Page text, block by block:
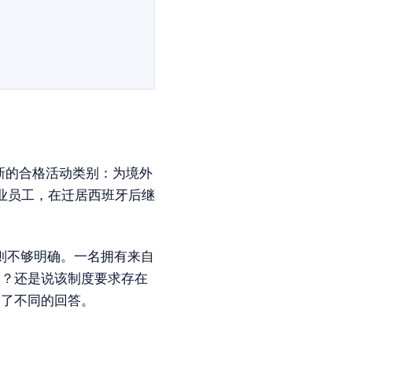
合格活动类别：为境外
员工，在迁居西班牙后继
够明确。一名拥有来自
还是说该制度要求存在
不同的回答。